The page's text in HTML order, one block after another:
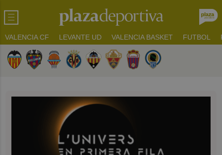
VALENCIA CF LEVANTE UD VALENCIA BASKET FUTBOL